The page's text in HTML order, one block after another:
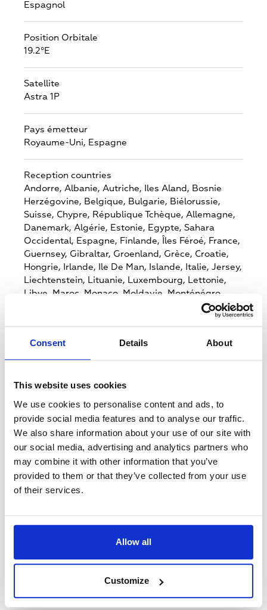
Consent Details About
This website uses cookies
We use cookies to personalise content and ads, to
provide social media features and to analyse our traffic.
We also share information about your use of our site with
our social media, advertising and analytics partners who
may combine it with other information that you’ve
provided to them or that they’ve collected from your use
of their services.
Allow all
Customize
Espagnol
Position Orbitale
19.2°E
Satellite
Astra 1P
Pays émetteur
Royaume-Uni, Espagne
Reception countries
Andorre, Albanie, Autriche, Iles Aland, Bosnie
Herzégovine, Belgique, Bulgarie, Biélorussie,
Suisse, Chypre, République Tchèque, Allemagne,
Danemark, Algérie, Estonie, Egypte, Sahara
Occidental, Espagne, Finlande, Îles Féroé, France,
Guernsey, Gibraltar, Groenland, Grèce, Croatie,
Hongrie,
Irlande, Ile De Man, Islande, Italie, Jersey,
Liechtenstein, Lituanie, Luxembourg, Lettonie,
Libye,
Maroc, Monaco, Moldavie,
Monténégro,
Pays-Bas,
Serbie,
Slovaquie,
Saint Marin, Tunisie,
Ukraine,
Royaume-Uni, Vatican
Espagne, Andorre
Standard
DVB-S